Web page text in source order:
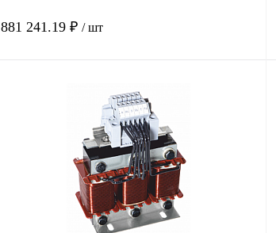
881 241.19 ₽ / шт
Сравнение
Под заказ